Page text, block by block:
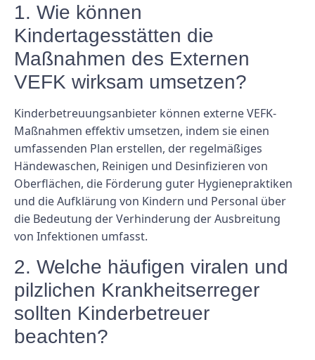
1. Wie können
Kindertagesstätten die
Maßnahmen des Externen
VEFK wirksam umsetzen?
Kinderbetreuungsanbieter können externe VEFK-
Maßnahmen effektiv umsetzen, indem sie einen
umfassenden Plan erstellen, der regelmäßiges
Händewaschen, Reinigen und Desinfizieren von
Oberflächen, die Förderung guter Hygienepraktiken
und die Aufklärung von Kindern und Personal über
die Bedeutung der Verhinderung der Ausbreitung
von Infektionen umfasst.
2. Welche häufigen viralen und
pilzlichen Krankheitserreger
sollten Kinderbetreuer
beachten?